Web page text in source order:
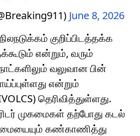
June 8, 2026
குறிப்பிடத்தக்க
என்றும், வரும்
வலுவான பின்
என்றும்
தெரிவித்துள்ளது.
முகமைகள் தற்போது கடல்
கண்காணித்து